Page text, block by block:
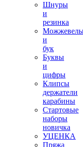
Шнуры
и
резинка
и
бук
Буквы
и
цифры
Клипсы
держатели
карабины
Стартовые
наборы
новичка
УЦЕНКА
Пряжа